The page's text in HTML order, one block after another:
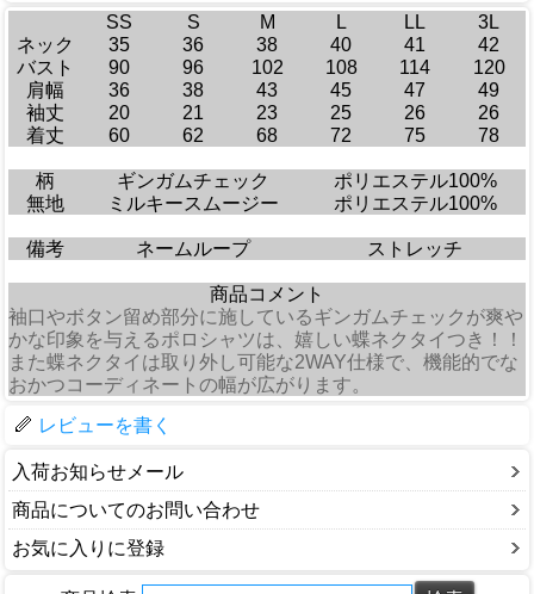
SS S M L LL
3L
ネック
35 36 38 40 41
42
バスト
90 96 102 108 114
120
肩幅
36 38 43 45 47
49
袖丈
20 21 23 25 26
26
着丈
60 62 68 72 75 78
柄 ギンガムチェック
ポリエステル100%
無地
ミルキースムージー ポリエステル100%
備考 ネームループ ストレッチ
商品コメント
袖口やボタン留め部分に施しているギンガムチェックが爽や
かな印象を与えるポロシャツは、嬉しい蝶ネクタイつき！！
また蝶ネクタイは取り外し可能な2WAY仕様で、機能的でな
おかつコーディネートの幅が広がります。
レビューを書く
入荷お知らせメール
商品についてのお問い合わせ
お気に入りに登録